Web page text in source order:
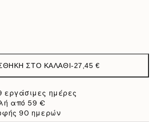
ΣΤΟ ΚΑΛΆΘΙ-27,45 €
εργάσιμες ημέρες
από 59 €
90 ημερών